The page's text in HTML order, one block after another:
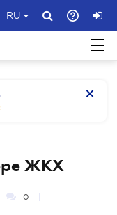
RU
ЖКХ
0